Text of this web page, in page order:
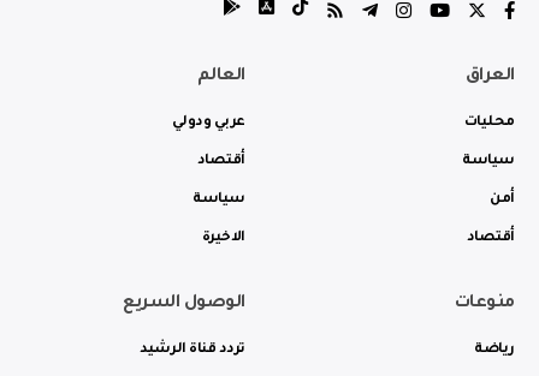
العراق
محليات
سياسة
أمن
أقتصاد
العالم
عربي ودولي
أقتصاد
سياسة
الاخيرة
منوعات
رياضة
الوصول السريع
تردد قناة الرشيد